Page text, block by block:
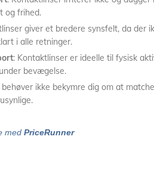
og frihed.
giver et bredere synsfelt, da der
i alle retninger.
: Kontaktlinser er ideelle til fysisk
bevægelse.
behøver ikke bekymre dig om at
med PriceRunner